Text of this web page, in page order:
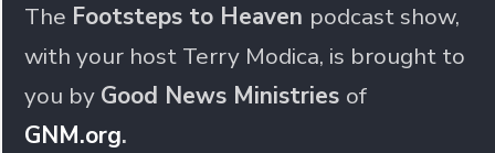
The Footsteps to Heaven podcast show,
with your host Terry Modica, is brought to
you by Good News Ministries of
GNM.org.